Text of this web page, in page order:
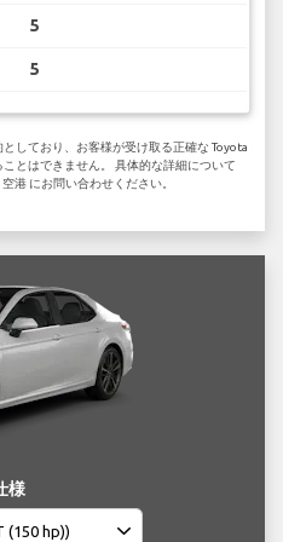
5
5
しており、お客様が受け取る正確な Toyota
とはできません。 具体的な詳細について
港 にお問い合わせください。
様